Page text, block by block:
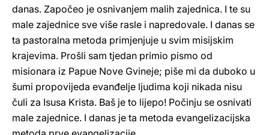
danas. Započeo je osnivanjem malih zajednica. I te su
male zajednice sve više rasle i napredovale. I danas se
ta pastoralna metoda primjenjuje u svim misijskim
krajevima. Prošli sam tjedan primio pismo od
misionara iz Papue Nove Gvineje; piše mi da duboko u
šumi propovijeda evanđelje ljudima koji nikada nisu
čuli za Isusa Krista. Baš je to lijepo! Počinju se osnivati
male zajednice. I danas je ta metoda evangelizacijska